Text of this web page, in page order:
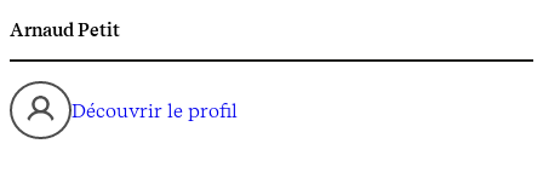
Arnaud Petit
Découvrir le profil